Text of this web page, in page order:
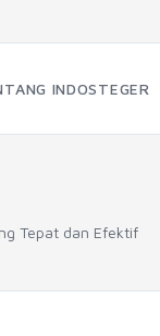
INDOSTEGER
Tepat dan Efektif